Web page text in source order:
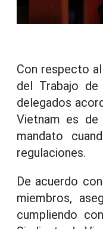
Con respecto
del Trabajo
delegados
Vietnam es de
mandato
regulaciones.
De acuerdo
miembros,
cumpliendo